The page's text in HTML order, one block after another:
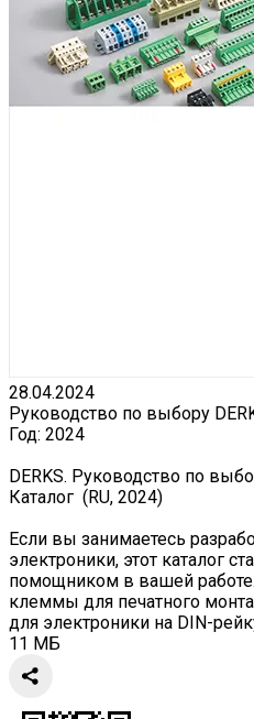
28.04.2024
Руководство по выбору
Год: 2024
DERKS. Руководство по
Каталог (RU, 2024)
Если вы занимаетесь
электроники, этот каталог
помощником в вашей
клеммы для печатного
для электроники на DIN-
11 МБ